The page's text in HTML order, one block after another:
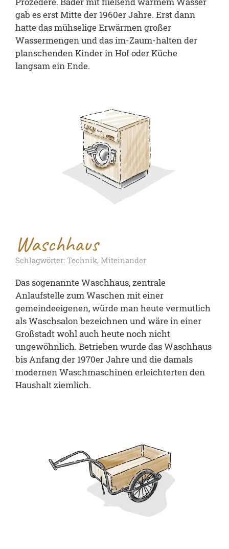
gab es erst Mitte der 1960er Jahre. Erst dann
hatte das mühselige Erwärmen großer
Wassermengen und das im-Zaum-halten der
planschenden Kinder in Hof oder Küche
langsam ein Ende.
Waschhaus
Schlagwörter: Technik, Miteinander
Das sogenannte Waschhaus, zentrale
Anlaufstelle zum Waschen mit einer
gemeindeeigenen, würde man heute vermutlich
als Waschsalon bezeichnen und wäre in einer
Großstadt wohl auch heute noch nicht
ungewöhnlich. Betrieben wurde das Waschhaus
bis Anfang der 1970er Jahre und die damals
modernen Waschmaschinen erleichterten den
Haushalt ziemlich.